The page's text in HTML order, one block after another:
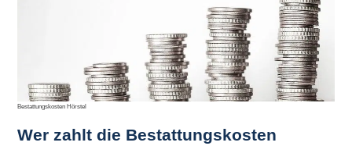
Bestattungskosten Hörstel
Wer zahlt die Bestattungskosten